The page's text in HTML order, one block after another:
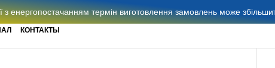
термін виготовлення замовлень може
КОНТАКТЫ